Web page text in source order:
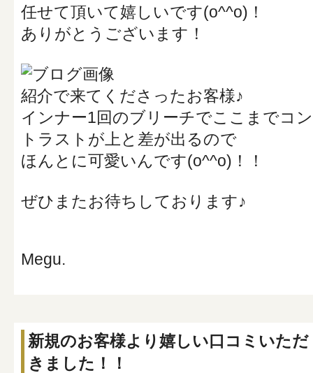
任せて頂いて嬉しいです(o^^o)！
ありがとうございます！
紹介で来てくださったお客様♪
インナー1回のブリーチでここまでコン
トラストが上と差が出るので
ほんとに可愛いんです(o^^o)！！
ぜひまたお待ちしております♪
Megu.
新規のお客様より嬉しい口コミいただ
きました！！